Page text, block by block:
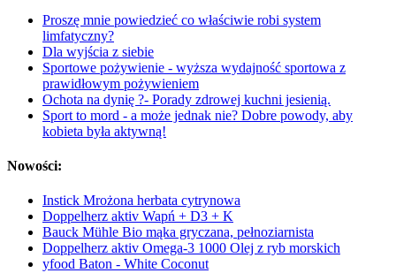
Proszę mnie powiedzieć co właściwie robi system
limfatyczny?
Dla wyjścia z siebie
Sportowe pożywienie - wyższa wydajność sportowa z
prawidłowym pożywieniem
Ochota na dynię ?- Porady zdrowej kuchni jesienią.
Sport to mord - a może jednak nie? Dobre powody, aby
kobieta była aktywną!
Nowości:
Instick Mrożona herbata cytrynowa
Doppelherz aktiv Wapń + D3 + K
Bauck Mühle Bio mąka gryczana, pełnoziarnista
Doppelherz aktiv Omega-3 1000 Olej z ryb morskich
yfood Baton - White Coconut